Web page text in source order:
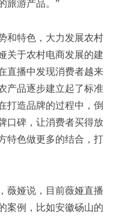
旅游产品。”
和特色，大力发展农村
关于农村电商发展的建
直播中发现消费者越来
产品逐步建立起了标准
打造品牌的过程中，倒
口碑，让消费者买得放
特色做更多的结合，打
薇娅说，目前薇娅直播
案例，比如安徽砀山的